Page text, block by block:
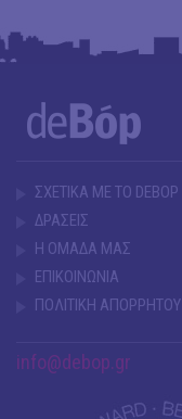
ΣΧΕΤΙΚΑ ΜΕ ΤΟ DEBOP
ΔΡΑΣΕΙΣ
Η ΟΜΑΔΑ ΜΑΣ
ΕΠΙΚΟΙΝΩΝΙΑ
ΠΟΛΙΤΙΚΗ ΑΠΟΡΡΗΤΟΥ
info@debop.gr